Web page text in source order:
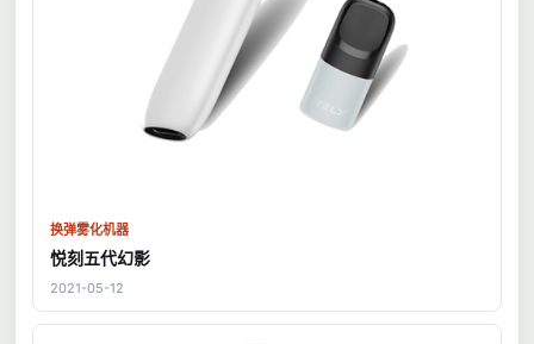
换弹雾化机器
悦刻五代幻影
2021-05-12